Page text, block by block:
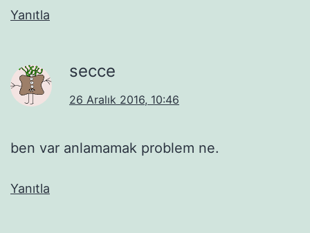
Yanıtla
secce
26 Aralık 2016, 10:46
ben var anlamamak problem ne.
Yanıtla